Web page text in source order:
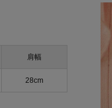
肩幅
28cm